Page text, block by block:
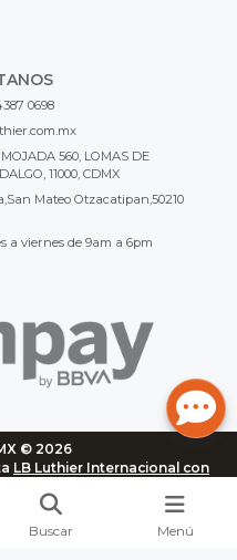
0698
560, LOMAS DE
11000, CDMX
Mateo Otzacatipan,50210
a viernes de 9am a 6pm
© 2026
LB Luthier Internacional con
disponibles
Buscar Menú